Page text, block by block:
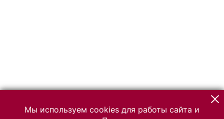
Мы используем cookies для работы сайта и